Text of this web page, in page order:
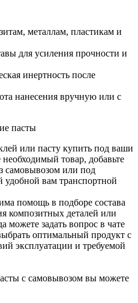
металлам, пластикам и
для усиления прочности и
инертность после
нанесения вручную или с
пасты
или пасту купить под ваши
необходимый товар, добавьте
самовывозом или под
удобной вам транспортной
помощь в подборе состава
композитных деталей или
можете задать вопрос в чате
оптимальный продукт с
эксплуатации и требуемой
с самовывозом вы можете